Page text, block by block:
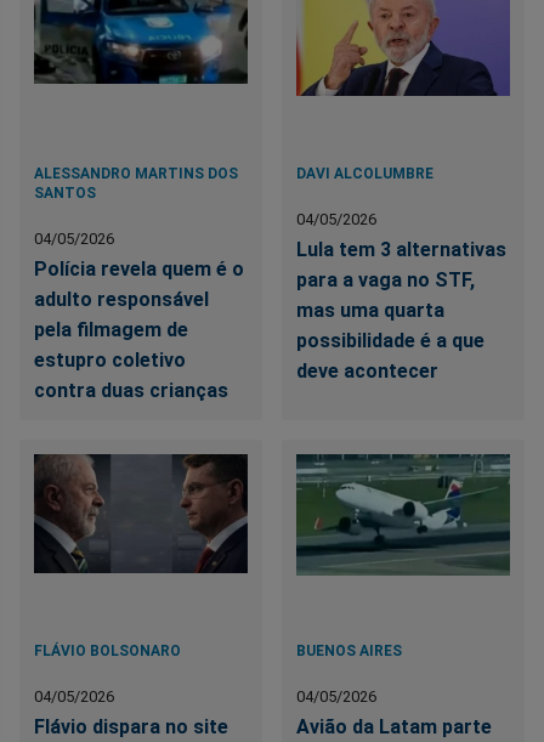
ALESSANDRO MARTINS DOS
SANTOS
04/05/2026
Polícia revela quem é o
adulto responsável
pela filmagem de
estupro coletivo
contra duas crianças
DAVI ALCOLUMBRE
04/05/2026
Lula tem 3 alternativas
para a vaga no STF,
mas uma quarta
possibilidade é a que
deve acontecer
FLÁVIO BOLSONARO
04/05/2026
Flávio dispara no site
BUENOS AIRES
04/05/2026
Avião da Latam parte